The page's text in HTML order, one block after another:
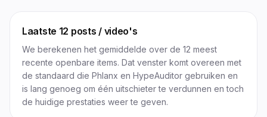
Laatste 12 posts / video's
We berekenen het gemiddelde over de 12 meest
recente openbare items. Dat venster komt overeen met
de standaard die Phlanx en HypeAuditor gebruiken en
is lang genoeg om één uitschieter te verdunnen en toch
de huidige prestaties weer te geven.